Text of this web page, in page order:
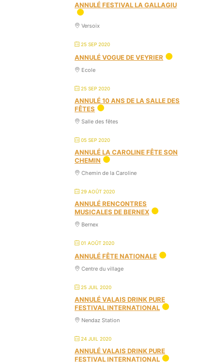
ANNULÉ FESTIVAL LA GALLAGIU
Versoix
25 SEP 2020
ANNULÉ VOGUE DE VEYRIER
Ecole
25 SEP 2020
ANNULÉ 10 ANS DE LA SALLE DES
FÊTES
Salle des fêtes
05 SEP 2020
ANNULÉ LA CAROLINE FÊTE SON
CHEMIN
Chemin de la Caroline
29 AOÛT 2020
ANNULÉ RENCONTRES
MUSICALES DE BERNEX
Bernex
01 AOÛT 2020
ANNULÉ FÊTE NATIONALE
Centre du village
25 JUIL 2020
ANNULÉ VALAIS DRINK PURE
FESTIVAL INTERNATIONAL
Nendaz Station
24 JUIL 2020
ANNULÉ VALAIS DRINK PURE
FESTIVAL INTERNATIONAL